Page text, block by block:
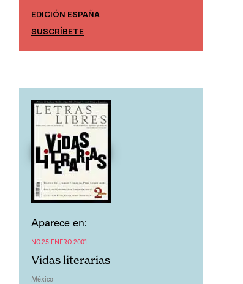
EDICIÓN ESPAÑA
SUSCRÍBETE
Aparece en:
NO.25 ENERO 2001
Vidas literarias
México